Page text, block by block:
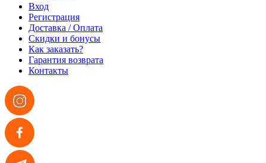
Вход
Регистрация
Доставка / Оплата
Скидки и бонусы
Как заказать?
Гарантия возврата
Контакты